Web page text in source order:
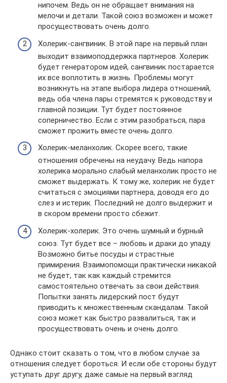
нипочем. Ведь он не обращает внимания на
мелочи и детали. Такой союз возможен и может
просуществовать очень долго.
Холерик-сангвиник. В этой паре на первый план
выходит взаимоподдержка партнеров. Холерик
будет генератором идей, сангвиник постарается
их все воплотить в жизнь. Проблемы могут
возникнуть на этапе выбора лидера отношений,
ведь оба члена пары стремятся к руководству и
главной позиции. Тут будет постоянное
соперничество. Если с этим разобраться, пара
сможет прожить вместе очень долго.
Холерик-меланхолик. Скорее всего, такие
отношения обречены на неудачу. Ведь напора
холерика морально слабый меланхолик просто не
сможет выдержать. К тому же, холерик не будет
считаться с эмоциями партнера, доводя его до
слез и истерик. Последний не долго выдержит и
в скором времени просто сбежит.
Холерик-холерик. Это очень шумный и бурный
союз. Тут будет все – любовь и драки до упаду.
Возможно битье посуды и страстные
примирения. Взаимопомощи практически никакой
не будет, так как каждый стремится
самостоятельно отвечать за свои действия.
Попытки занять лидерский пост будут
приводить к множественным скандалам. Такой
союз может как быстро развалиться, так и
просуществовать очень и очень долго.
Однако стоит сказать о том, что в любом случае за
отношения следует бороться. И если обе стороны будут
уступать друг другу, даже самые на первый взгляд